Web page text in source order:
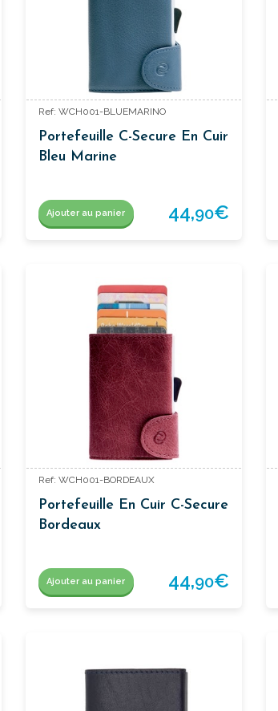
Ref: WCH001-BLUEMARINO
Portefeuille C-Secure En Cuir
Bleu Marine
Ajouter au panier 44,90€
Ref: WCH001-BORDEAUX
Portefeuille En Cuir C-Secure
Bordeaux
Ajouter au panier 44,90€